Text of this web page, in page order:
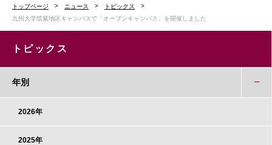
トップページ ニュース
トピックス
九州大学筑紫地区キャンパスで「オープンキャンパス」を開催しました
トピックス
年別
2026年
2025年